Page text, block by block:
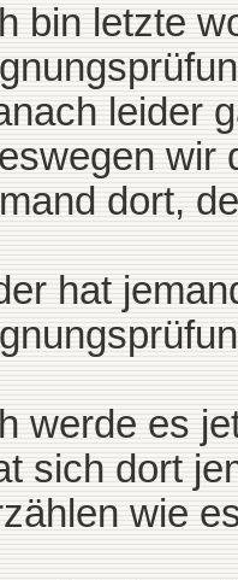
bin letzte
leider
wir
dort,
hat
werde es
sich dort
wie